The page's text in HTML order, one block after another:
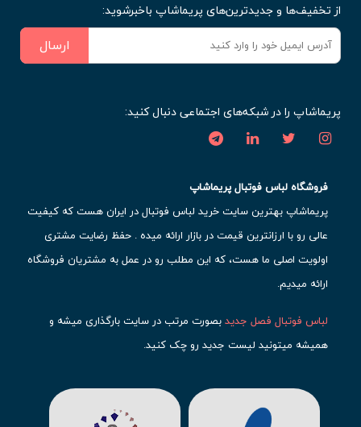
از تخفیف‌ها و جدیدترین‌های پریماشاپ باخبرشوید:
ارسال
پریماشاپ را در شبکه‌های اجتماعی دنبال کنید:
فروشگاه لباس فوتبال پریماشاپ
پریماشاپ بهترین سایت خرید لباس فوتبال در ایران هست که کیفیت
عالی رو با ارزانترین قیمت در بازار ارائه میده . حفظ رضایت مشتری
اولویت اصلی ما هست، که این مطلب رو در عمل به مشتریان فروشگاه
ارائه میدیم.
لباس فوتبال فصل جدیدبصورت مرتب در سایت بارگذاری میشه و
همیشه میتونید لیست جدید رو چک کنید.
حتما مشاهده کنید که قطعا برای تیم های مطرح دنیای فوتبال، تعداد